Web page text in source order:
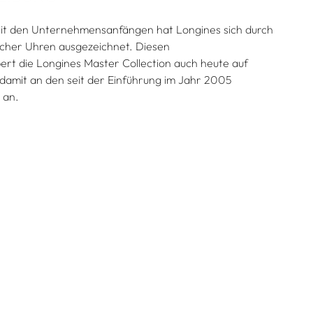
den Unternehmensanfängen hat Longines sich durch
Uhren ausgezeichnet. Diesen
die Longines Master Collection auch heute auf
an den seit der Einführung im Jahr 2005